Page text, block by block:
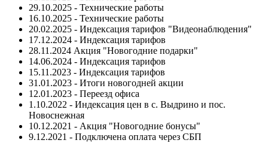
29.10.2025 - Технические работы
16.10.2025 - Технические работы
20.02.2025 - Индексация тарифов "Видеонаблюдения"
17.12.2024 - Индексация тарифов
28.11.2024 Акция "Новогодние подарки"
14.06.2024 - Индексация тарифов
15.11.2023 - Индексация тарифов
31.01.2023 - Итоги новогодней акции
12.01.2023 - Переезд офиса
1.10.2022 - Индексация цен в с. Выдрино и пос.
Новоснежная
10.12.2021 - Акция "Новогодние бонусы"
9.12.2021 - Подключена оплата через СБП